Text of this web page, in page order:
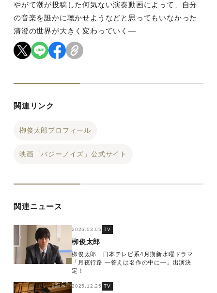
やがて潮が投稿した何気ない演奏動画によって、自分
の音楽を誰かに聴かせようなどと思ってもいなかった
清澄の世界が大きく変わっていく—
関連リンク
栁俊太郎プロフィール
映画「バジーノイズ」公式サイト
関連ニュース
2026.03.05 TV
栁俊太郎
栁俊太郎 日本テレビ系4月期新水曜ドラマ
「月夜行路 ―答えは名作の中に―」出演決
定！
2025.12.25 TV